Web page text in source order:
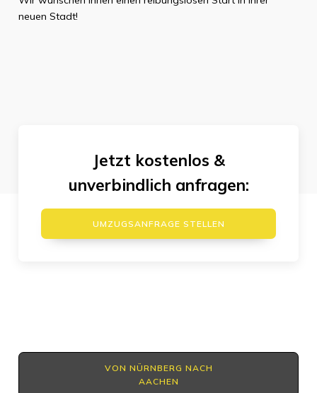
neuen Stadt!
Jetzt kostenlos &
unverbindlich anfragen:
UMZUGSANFRAGE STELLEN
VON NÜRNBERG NACH
AACHEN